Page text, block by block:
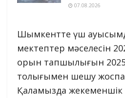
07.08.2026
Шымкентте үш
мектептер мәселесін
орын тапшылығын
толығымен шешу
Қаламызда жекеменшік